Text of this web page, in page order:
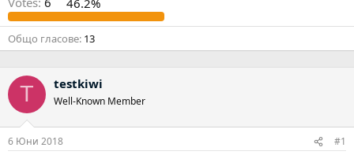
Общо гласове 13
T testkiwi
Well-Known Member
6 Юни 2018 #1